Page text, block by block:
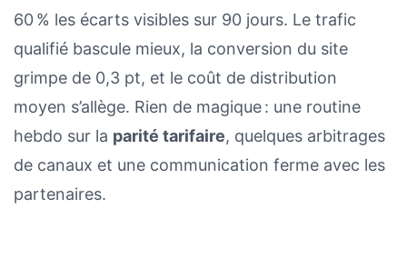
60 % les écarts visibles sur 90 jours. Le trafic
qualifié bascule mieux, la conversion du site
grimpe de 0,3 pt, et le coût de distribution
moyen s’allège. Rien de magique : une routine
hebdo sur la parité tarifaire, quelques arbitrages
de canaux et une communication ferme avec les
partenaires.